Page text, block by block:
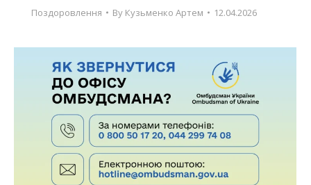
Поздоровлення By Кузьменко Артем 12.04.2026